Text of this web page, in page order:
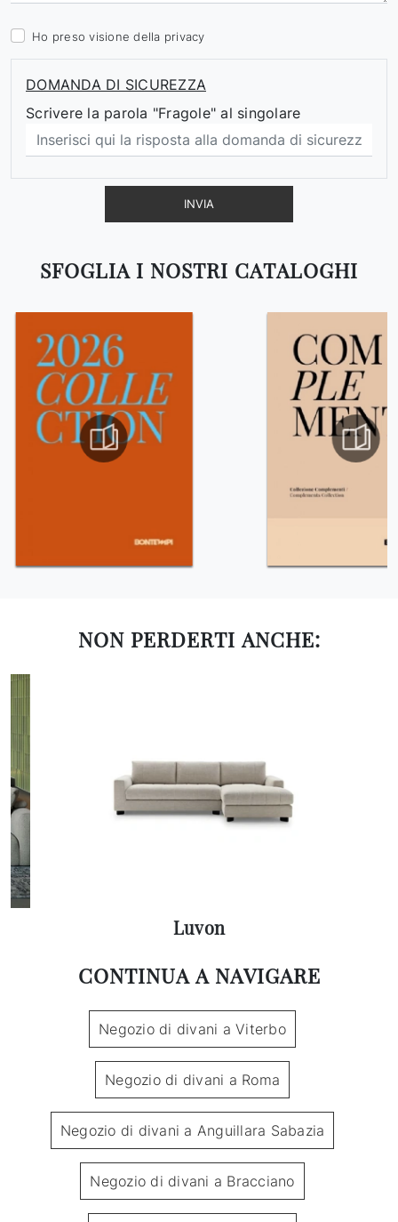
SFOGLIA I NOSTRI CATALOGHI
Ho preso visione della privacy
DOMANDA DI SICUREZZA
Scrivere la parola "Fragole" al singolare
INVIA
NON PERDERTI ANCHE:
Luvon
CONTINUA A NAVIGARE
Negozio di divani a Viterbo
Negozio di divani a Roma
Negozio di divani a Anguillara Sabazia
Negozio di divani a Bracciano